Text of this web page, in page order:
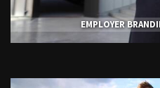
EMPLOYER